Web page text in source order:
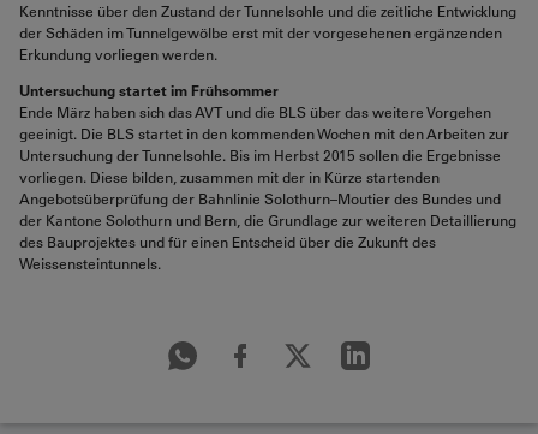
Kenntnisse über den Zustand der Tunnelsohle und die zeitliche Entwicklung
der Schäden im Tunnelgewölbe erst mit der vorgesehenen ergänzenden
Erkundung vorliegen werden.
Untersuchung startet im Frühsommer
Ende März haben sich das AVT und die BLS über das weitere Vorgehen
geeinigt. Die BLS startet in den kommenden Wochen mit den Arbeiten zur
Untersuchung der Tunnelsohle. Bis im Herbst 2015 sollen die Ergebnisse
vorliegen. Diese bilden, zusammen mit der in Kürze startenden
Angebotsüberprüfung der Bahnlinie Solothurn–Moutier des Bundes und
der Kantone Solothurn und Bern, die Grundlage zur weiteren Detaillierung
des Bauprojektes und für einen Entscheid über die Zukunft des
Weissensteintunnels.